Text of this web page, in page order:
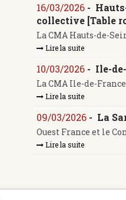
16/03/2026-
collective [Table
La CMA Hauts-de-
Lire la suite
10/03/2026- Ile-
La CMA Ile-de-
Lire la suite
09/03/2026- La
Ouest France et le
Lire la suite